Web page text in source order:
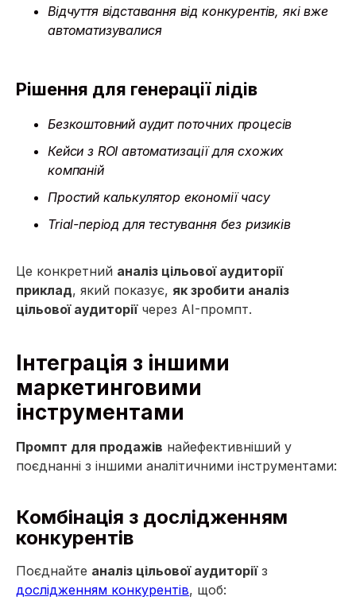
Відчуття відставання від конкурентів, які вже
автоматизувалися
Рішення для генерації лідів
Безкоштовний аудит поточних процесів
Кейси з ROI автоматизації для схожих
компаній
Простий калькулятор економії часу
Trial-період для тестування без ризиків
Це конкретний аналіз цільової аудиторії
приклад, який показує, як зробити аналіз
цільової аудиторіїчерез AI-промпт.
Інтеграція з іншими
маркетинговими
інструментами
Промпт для продажів найефективніший у
поєднанні з іншими аналітичними інструментами:
Комбінація з дослідженням
конкурентів
Поєднайте аналіз цільової аудиторіїз
дослідженням конкурентів, щоб: